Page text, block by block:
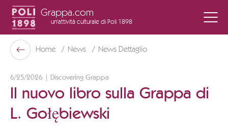
Grappa.com
un'attività culturale di Poli 1898
Poli Museo Della Grappa
Indietro
Home News News Dettaglio
6/25/2026 | Discovering Grappa
Il nuovo libro sulla Grappa di
L. Gołębiewski